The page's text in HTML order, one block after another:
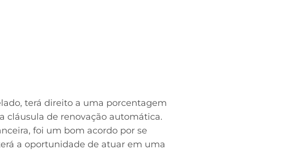
terá direito a uma porcentagem
cláusula de renovação automática.
foi um bom acordo por se
a oportunidade de atuar em uma